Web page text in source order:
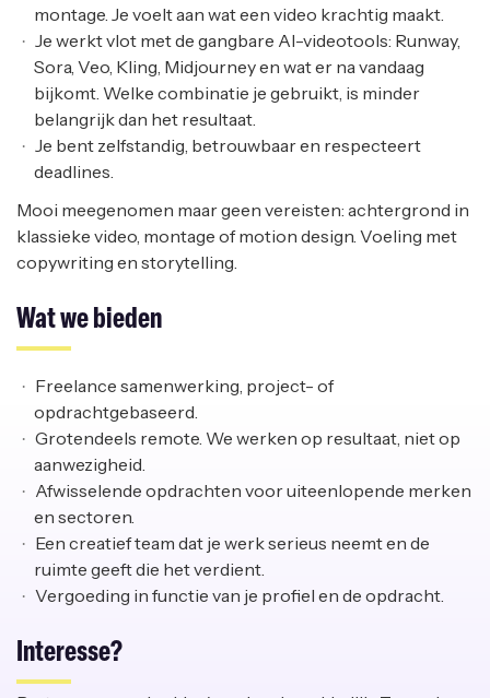
montage. Je voelt aan wat een video krachtig maakt.
Je werkt vlot met de gangbare AI-videotools: Runway,
Sora, Veo, Kling, Midjourney en wat er na vandaag
bijkomt. Welke combinatie je gebruikt, is minder
belangrijk dan het resultaat.
Je bent zelfstandig, betrouwbaar en respecteert
deadlines.
Mooi meegenomen maar geen vereisten: achtergrond in
klassieke video, montage of motion design. Voeling met
copywriting en storytelling.
Wat we bieden
Freelance samenwerking, project- of
opdrachtgebaseerd.
Grotendeels remote. We werken op resultaat, niet op
aanwezigheid.
Afwisselende opdrachten voor uiteenlopende merken
en sectoren.
Een creatief team dat je werk serieus neemt en de
ruimte geeft die het verdient.
Vergoeding in functie van je profiel en de opdracht.
Interesse?